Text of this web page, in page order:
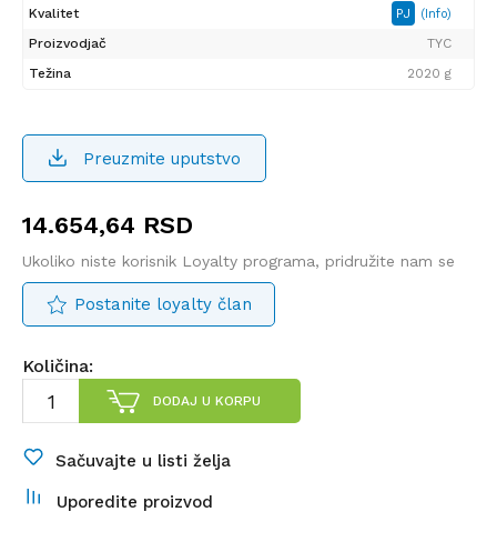
Kvalitet
PJ (Info)
Proizvodjač
TYC
Težina
2020 g
Preuzmite uputstvo
14.654,64 RSD
Ukoliko niste korisnik Loyalty programa, pridružite nam se
Postanite loyalty član
Količina:
DODAJ U KORPU
Sačuvajte u listi želja
Uporedite proizvod